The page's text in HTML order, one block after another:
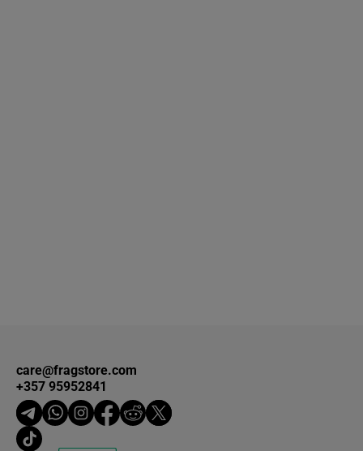
care@fragstore.com
+357 95952841